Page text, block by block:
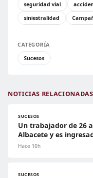
seguridad vial
siniestralidad
CATEGORÍA
Sucesos
NOTICIAS RELACIONADAS
SUCESOS
Un trabajador de 26
Albacete y es
Hace 10h
SUCESOS